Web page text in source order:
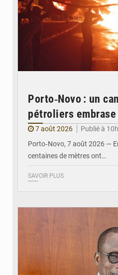
Porto‑Novo : un
pétroliers embrase
7 août 2026
Publié à
Porto‑Novo, 7 août 2026 —
centaines de mètres ont…
SAVOIR PLUS